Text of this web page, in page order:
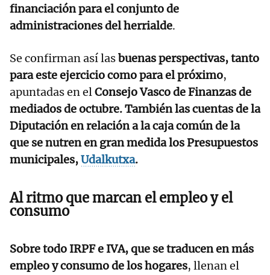
financiación para el conjunto de
administraciones del herrialde.
Se confirman así lasbuenas perspectivas, tanto
para este ejercicio como para el próximo,
apuntadas en elConsejo Vasco de Finanzas de
mediados de octubre. También las cuentas de la
Diputación en relación a la caja común de la
que se nutren en gran medida los Presupuestos
municipales,Udalkutxa.
Al ritmo que marcan el empleo y el
consumo
Sobre todo IRPF e IVA, que se traducen en más
empleo y consumo de los hogares, llenan el